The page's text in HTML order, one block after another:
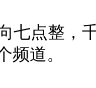
七点整，
频道。